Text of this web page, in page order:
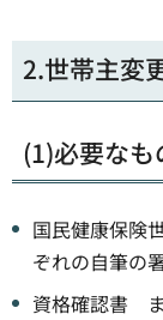
2.世帯主変
(1)必要なも
国民健康保険
ぞれの自筆の
資格確認書